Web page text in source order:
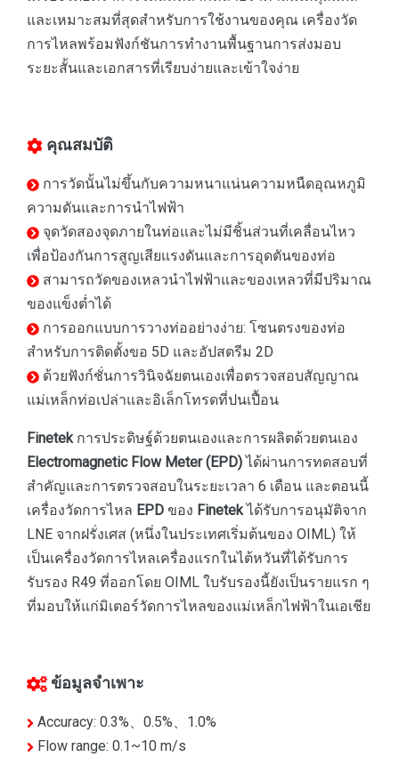
และเหมาะสมที่สุดสำหรับการใช้งานของคุณ เครื่องวัด
การไหลพร้อมฟังก์ชันการทำงานพื้นฐานการส่งมอบ
ระยะสั้นและเอกสารที่เรียบง่ายและเข้าใจง่าย
คุณสมบัติ
การวัดนั้นไม่ขึ้นกับความหนาแน่นความหนืดอุณหภูมิ
ความดันและการนำไฟฟ้า
จุดวัดสองจุดภายในท่อและไม่มีชิ้นส่วนที่เคลื่อนไหว
เพื่อป้องกันการสูญเสียแรงดันและการอุดตันของท่อ
สามารถวัดของเหลวนำไฟฟ้าและของเหลวที่มีปริมาณ
ของแข็งต่ำได้
การออกแบบการวางท่ออย่างง่าย: โซนตรงของท่อ
สำหรับการติดตั้งขอ 5D และอัปสตรีม 2D
ด้วยฟังก์ชั่นการวินิจฉัยตนเองเพื่อตรวจสอบสัญญาณ
แม่เหล็กท่อเปล่าและอิเล็กโทรดที่ปนเปื้อน
Finetekการประดิษฐ์ด้วยตนเองและการผลิตด้วยตนเอง
Electromagnetic Flow Meter (EPD)ได้ผ่านการทดสอบที่
สำคัญและการตรวจสอบในระยะเวลา 6 เดือน และตอนนี้
เครื่องวัดการไหล EPD ของ Finetekได้รับการอนุมัติจาก
LNE จากฝรั่งเศส (หนึ่งในประเทศเริ่มต้นของ OIML) ให้
เป็นเครื่องวัดการไหลเครื่องแรกในไต้หวันที่ได้รับการ
รับรอง R49 ที่ออกโดย OIML ใบรับรองนี้ยังเป็นรายแรก ๆ
ที่มอบให้แก่มิเตอร์วัดการไหลของแม่เหล็กไฟฟ้าในเอเชีย
ข้อมูลจำเพาะ
Accuracy: 0.3%、0.5%、1.0%
Flow range: 0.1~10 m/s